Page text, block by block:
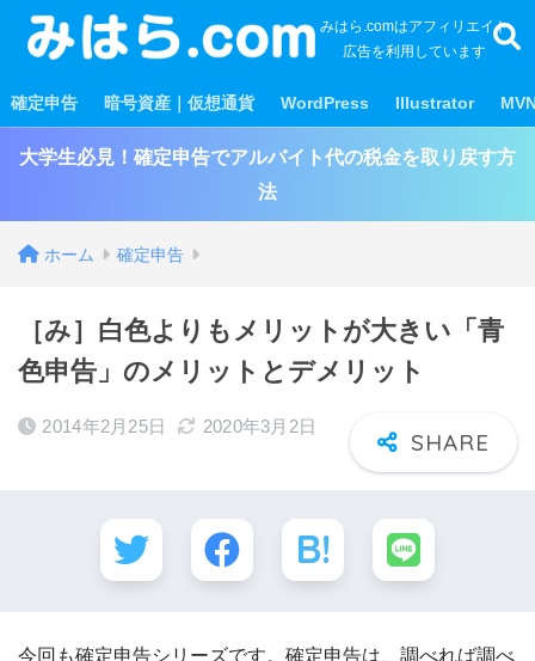
みはら.comはアフィリエイト
広告を利用しています
確定申告 暗号資産｜仮想通貨 WordPress Illustrator
大学生必見！確定申告でアルバイト代の税金を取り戻す方
法
ホーム 確定申告
［み］白色よりもメリットが大きい「青
色申告」のメリットとデメリット
2014年2月25日 2020年3月2日
今回も確定申告シリーズです。確定申告は、調べれば調べ